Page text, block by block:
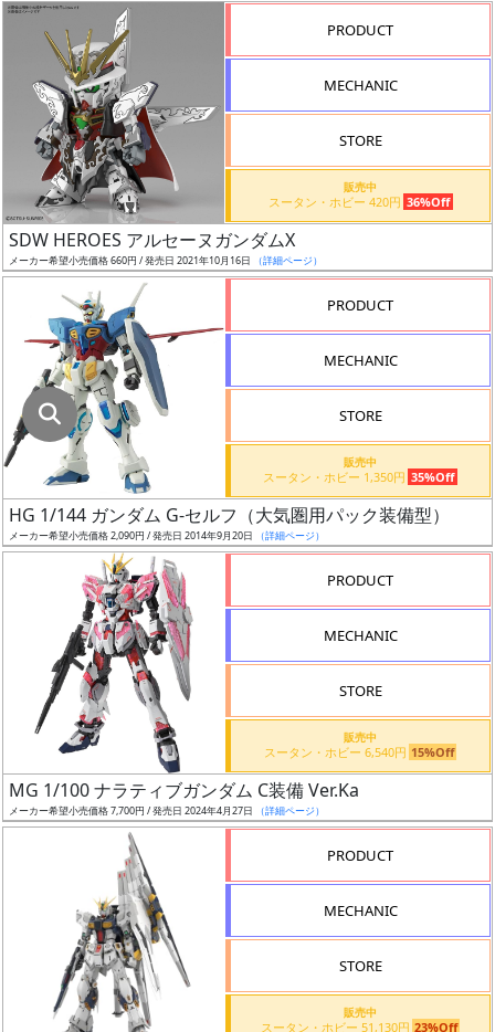
最
安
ボ
ク
ス
ア
ー
タ
ー
PRODUCT
MECHANIC
STORE
販売中
スータン・ホビー 420円 36%Off
SDW HEROES アルセーヌガンダムX
メーカー希望小売価格 660円 / 発売日 2021年10月16日 （詳細ページ）
PRODUCT
MECHANIC
STORE
販売中
スータン・ホビー 1,350円 35%Off
HG 1/144 ガンダム G-セルフ（大気圏用パック装備型）
メーカー希望小売価格 2,090円 / 発売日 2014年9月20日 （詳細ページ）
PRODUCT
MECHANIC
STORE
販売中
スータン・ホビー 6,540円 15%Off
MG 1/100 ナラティブガンダム C装備 Ver.Ka
メーカー希望小売価格 7,700円 / 発売日 2024年4月27日 （詳細ページ）
PRODUCT
MECHANIC
STORE
販売中
スータン・ホビー 51,130円 23%Off